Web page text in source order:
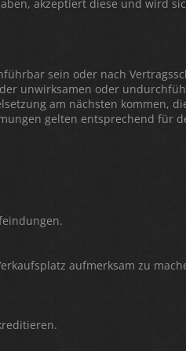
akzeptiert diese und wird
sein oder nach
unwirksamen oder
am nächsten kommen,
gelten entsprechend für
aufmerksam zu